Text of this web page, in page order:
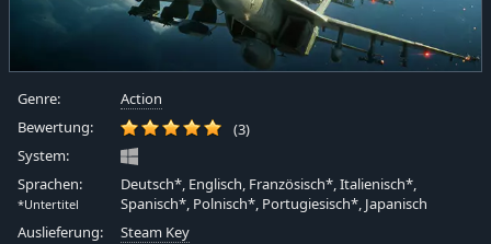
Genre:
Action
Bewertung:
(3)
System:
Sprachen:
*Untertitel
Deutsch*, Englisch, Französisch*, Italienisch*,
Spanisch*, Polnisch*, Portugiesisch*, Japanisch
Auslieferung:
Steam Key